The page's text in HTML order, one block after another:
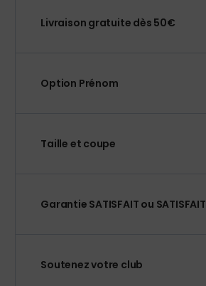
Livraison gratuite dès 50€
Option Prénom
Taille et coupe
Garantie SATISFAIT ou SATISFAIT
Soutenez votre club